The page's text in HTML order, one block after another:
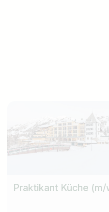
Praktikant Küche